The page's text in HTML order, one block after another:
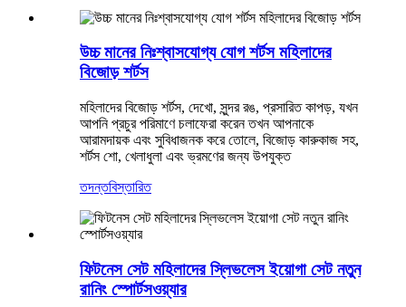
উচ্চ মানের নিঃশ্বাসযোগ্য যোগ শর্টস মহিলাদের
বিজোড় শর্টস
মহিলাদের বিজোড় শর্টস, দেখো, সুন্দর রঙ, প্রসারিত কাপড়, যখন
আপনি প্রচুর পরিমাণে চলাফেরা করেন তখন আপনাকে
আরামদায়ক এবং সুবিধাজনক করে তোলে, বিজোড় কারুকাজ সহ,
শর্টস শো, খেলাধুলা এবং ভ্রমণের জন্য উপযুক্ত
তদন্তবিস্তারিত
ফিটনেস সেট মহিলাদের স্লিভলেস ইয়োগা সেট নতুন
রানিং স্পোর্টসওয়্যার